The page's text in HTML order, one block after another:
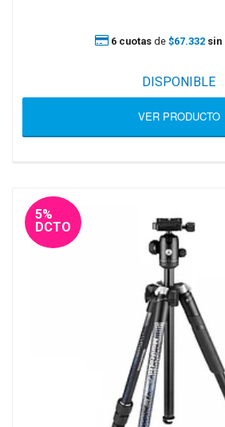
6 cuotas de $67.332 sin
DISPONIBLE
VER PRODUCTO
5%
DCTO